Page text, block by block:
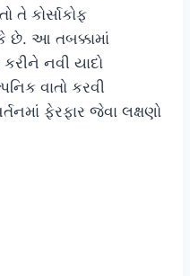
તે કોર્સાકોફ
છે. આ તબક્કામાં
નવી યાદો
વાતો કરવી
ફેરફાર જેવા લક્ષણો